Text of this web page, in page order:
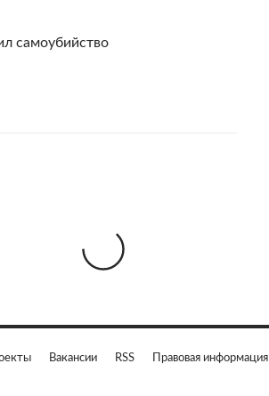
самоубийство
Вакансии RSS Правовая информация